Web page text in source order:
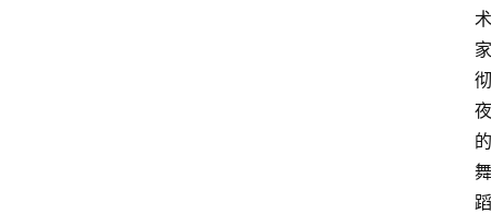
术
家
彻
夜
的
舞
蹈